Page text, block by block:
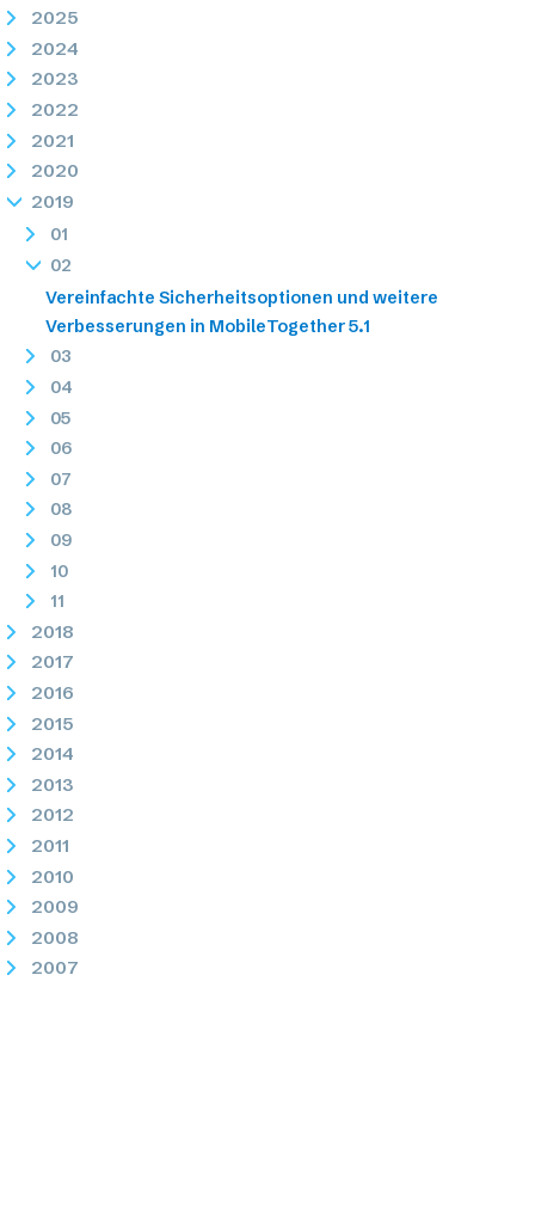
2025
2024
2023
2022
2021
2020
2019
01
02
Vereinfachte Sicherheitsoptionen und weitere
Verbesserungen in MobileTogether 5.1
03
04
05
06
07
08
09
10
11
2018
2017
2016
2015
2014
2013
2012
2011
2010
2009
2008
2007